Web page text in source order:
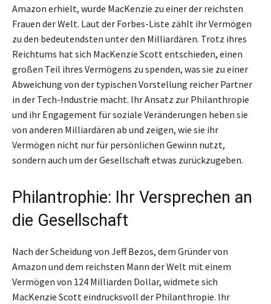
Amazon erhielt, wurde MacKenzie zu einer der reichsten
Frauen der Welt. Laut der Forbes-Liste zählt ihr Vermögen
zu den bedeutendsten unter den Milliardären. Trotz ihres
Reichtums hat sich MacKenzie Scott entschieden, einen
großen Teil ihres Vermögens zu spenden, was sie zu einer
Abweichung von der typischen Vorstellung reicher Partner
in der Tech-Industrie macht. Ihr Ansatz zur Philanthropie
und ihr Engagement für soziale Veränderungen heben sie
von anderen Milliardären ab und zeigen, wie sie ihr
Vermögen nicht nur für persönlichen Gewinn nutzt,
sondern auch um der Gesellschaft etwas zurückzugeben.
Philantrophie: Ihr Versprechen an
die Gesellschaft
Nach der Scheidung von Jeff Bezos, dem Gründer von
Amazon und dem reichsten Mann der Welt mit einem
Vermögen von 124 Milliarden Dollar, widmete sich
MacKenzie Scott eindrucksvoll der Philanthropie. Ihr